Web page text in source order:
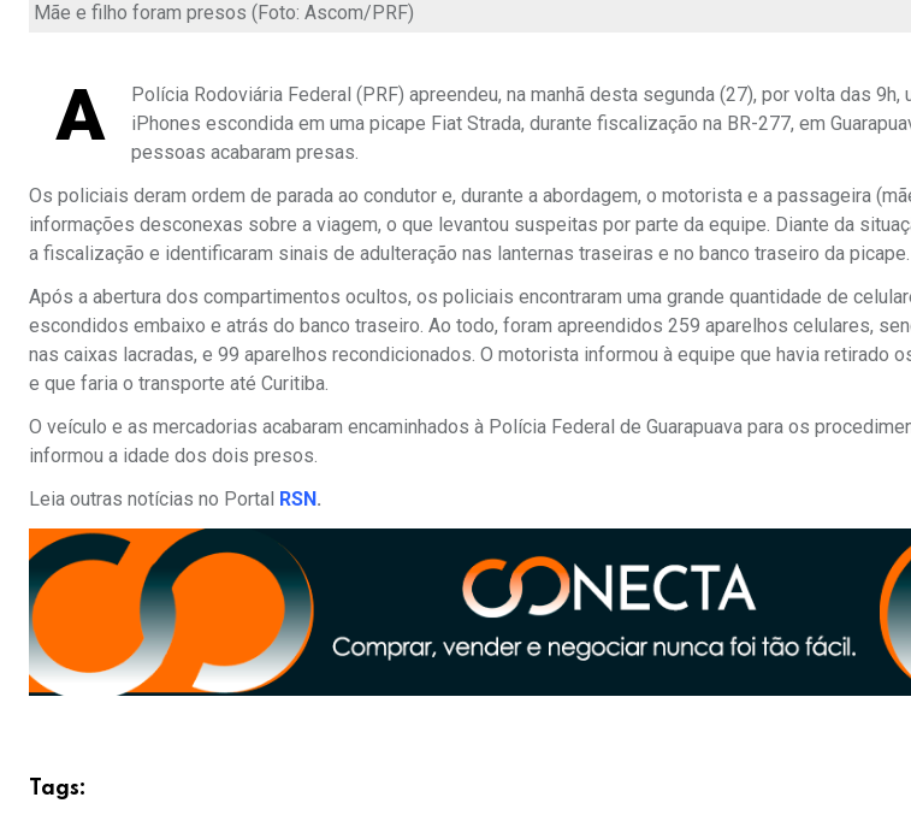
Mãe e filho foram presos (Foto: Ascom/PRF)
A
Polícia Rodoviária Federal (PRF) apreendeu, na manhã desta segunda (27), por volta das 9h,
iPhones escondida em uma picape Fiat Strada, durante fiscalização na BR-277, em
pessoas acabaram presas.
Os policiais deram ordem de parada ao condutor e, durante a abordagem, o motorista e a passageira
informações desconexas sobre a viagem, o que levantou suspeitas por parte da equipe. Diante da
a fiscalização e identificaram sinais de adulteração nas lanternas traseiras e no banco traseiro da picape.
Após a abertura dos compartimentos ocultos, os policiais encontraram uma grande quantidade de
escondidos embaixo e atrás do banco traseiro. Ao todo, foram apreendidos 259 aparelhos celulares,
nas caixas lacradas, e 99 aparelhos recondicionados. O motorista informou à equipe que havia retirado
e que faria o transporte até Curitiba.
O veículo e as mercadorias acabaram encaminhados à Polícia Federal de Guarapuava para os
informou a idade dos dois presos.
Leia outras notícias no Portal RSN .
Tags: